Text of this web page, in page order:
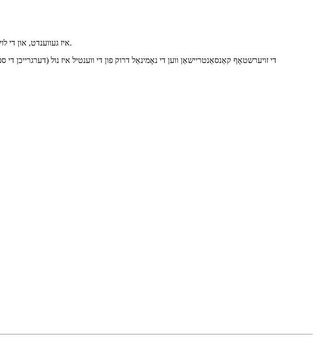
3 ווען די מאַקסימום רעקאַמענדיד לויפן קורס איז געווענדט, אַ צוריק דרוק פון 7kPa איז געווענדט, און די לויפן קורס ענדערונגען: גרעסער 1 ל / מין.